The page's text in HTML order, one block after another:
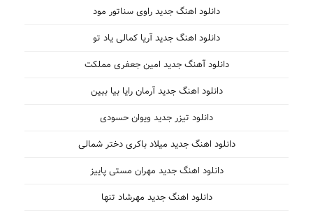
دانلود اهنگ جدید راوی سناتور مود
دانلود اهنگ جدید آریا کمالی یاد تو
دانلود آهنگ جدید امین جعفری مملکت
دانلود اهنگ جدید آرمان رایا بیا ببین
دانلود تیزر جدید ویوان حسودی
دانلود اهنگ جدید میلاد باکری دختر شمالی
دانلود اهنگ جدید مهران مستی پاییز
دانلود اهنگ جدید مهرشاد تنها